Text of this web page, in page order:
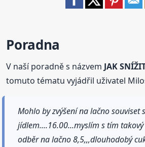
Poradna
V naší poradně s názvem JAK
tomuto tématu vyjádřil uživatel
Mohlo by zvýšení na lačno souviset
jídlem....16.00...myslím s tím
odběr na lačno 8,5,,,dlouhodobý